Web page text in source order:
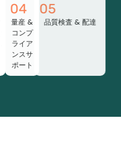
04
量産 &
コンプ
ライア
ンスサ
ポート
05
品質検査 & 配達